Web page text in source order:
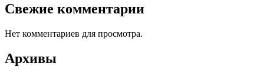
Свежие комментарии
Нет комментариев для просмотра.
Архивы